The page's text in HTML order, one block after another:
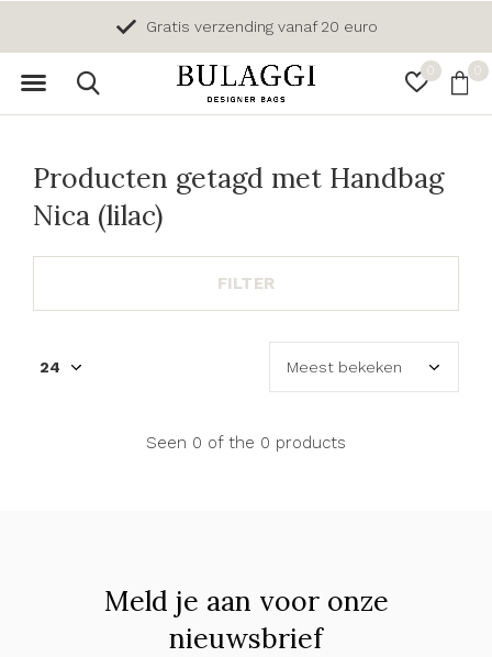
0 0
Gratis verzending vanaf 20 euro
Producten getagd met Handbag
Nica (lilac)
FILTER
Seen 0 of the 0 products
Meld je aan voor onze
nieuwsbrief